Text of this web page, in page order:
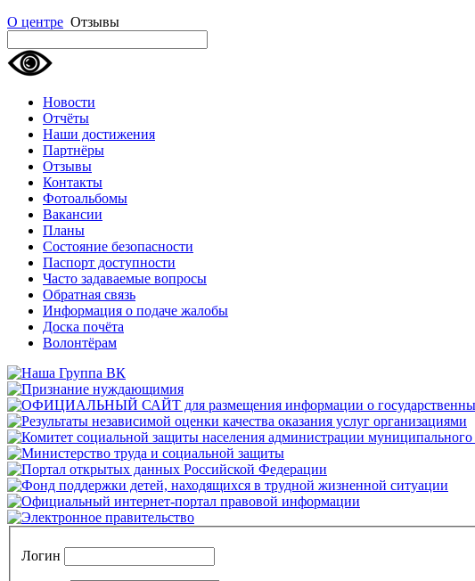
О центре Отзывы
Новости
Отчёты
Наши достижения
Партнёры
Отзывы
Контакты
Фотоальбомы
Вакансии
Планы
Состояние безопасности
Паспорт доступности
Часто задаваемые вопросы
Обратная связь
Информация о подаче жалобы
Доска почёта
Волонтёрам
Логин